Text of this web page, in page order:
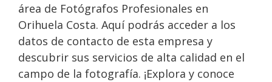
área de Fotógrafos Profesionales en
Orihuela Costa. Aquí podrás acceder a los
datos de contacto de esta empresa y
descubrir sus servicios de alta calidad en el
campo de la fotografía. ¡Explora y conoce